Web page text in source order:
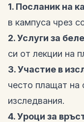
1. Посланик на
в кампуса чрез
2. Услуги за
си от лекции на
3. Участие в
често плащат на
изследвания.
4. Уроци за